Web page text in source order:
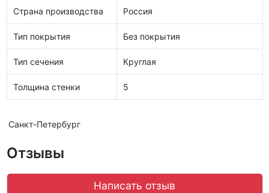
Страна производства Россия
Тип покрытия Без покрытия
Тип сечения Круглая
Толщина стенки 5
Санкт-Петербург
Отзывы
Написать отзыв